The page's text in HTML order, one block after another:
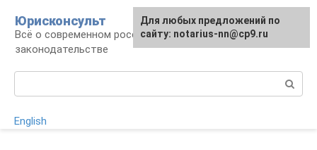
контенту
Юрисконсульт
Всё о современном российском
законодательстве
English
Для любых предложений по
сайту: notarius-nn@cp9.ru